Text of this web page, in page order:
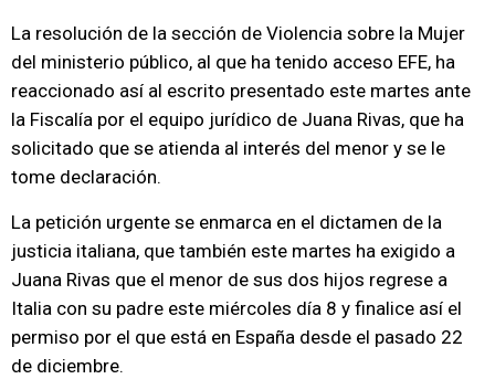
La resolución de la sección de Violencia sobre la Mujer
del ministerio público, al que ha tenido acceso EFE, ha
reaccionado así al escrito presentado este martes ante
la Fiscalía por el equipo jurídico de Juana Rivas, que ha
solicitado que se atienda al interés del menor y se le
tome declaración.
La petición urgente se enmarca en el dictamen de la
justicia italiana, que también este martes ha exigido a
Juana Rivas que el menor de sus dos hijos regrese a
Italia con su padre este miércoles día 8 y finalice así el
permiso por el que está en España desde el pasado 22
de diciembre.